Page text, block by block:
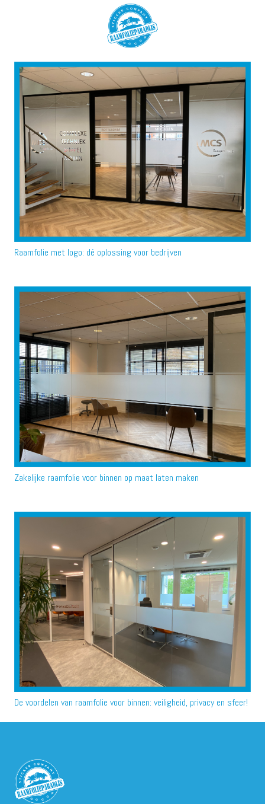
Raamfolie met logo: dé oplossing voor bedrijven
Zakelijke raamfolie voor binnen op maat laten maken
De voordelen van raamfolie voor binnen: veiligheid, privacy en sfeer!